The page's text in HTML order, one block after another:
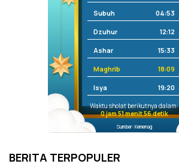
Subuh 04:53
Dzuhur 12:12
Ashar 15:33
Maghrib 18:09
Isya 19:20
Waktu sholat berikutnya dalam:
0 jam 51 menit 56 detik
Sumber: Kemenag
BERITA TERPOPULER